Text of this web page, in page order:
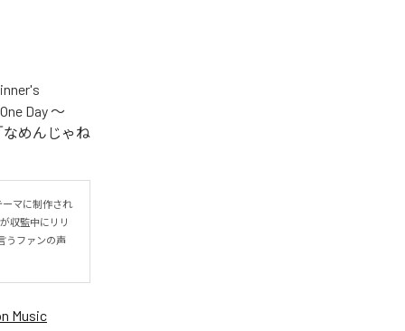
Day ～
「なめんじゃね
ーマに制作され
収監中にリリ
うファンの声
Music